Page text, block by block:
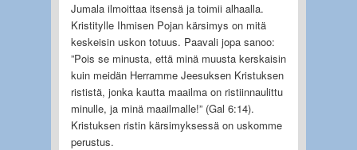
Jumala ilmoittaa itsensä ja toimii alhaalla.
Kristitylle Ihmisen Pojan kärsimys on mitä
keskeisin uskon totuus. Paavali jopa sanoo:
”Pois se minusta, että minä muusta kerskaisin
kuin meidän Herramme Jeesuksen Kristuksen
rististä, jonka kautta maailma on ristiinnaulittu
minulle, ja minä maailmalle!” (Gal 6:14).
Kristuksen ristin kärsimyksessä on uskomme
perustus.